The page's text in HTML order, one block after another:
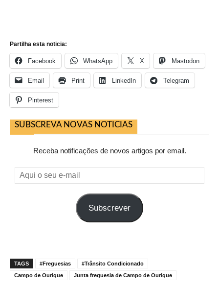
Partilha esta noticia:
Facebook WhatsApp X Mastodon
Email Print LinkedIn Telegram
Pinterest
SUBSCREVA NOVAS NOTICIAS
Receba notificações de novos artigos por email.
Aqui
o
Subscrever
TAGS #Freguesias
#Trânsito Condicionado
Campo de Ourique
Junta freguesia de Campo de Ourique